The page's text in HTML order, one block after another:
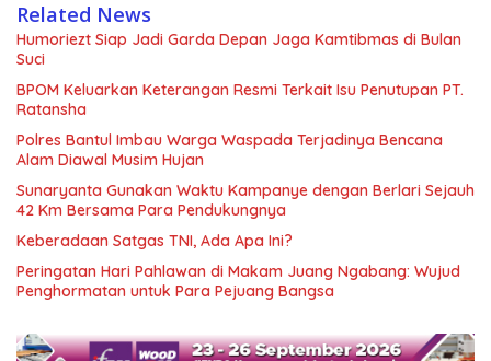
Related News
Humoriezt Siap Jadi Garda Depan Jaga Kamtibmas di Bulan
Suci
BPOM Keluarkan Keterangan Resmi Terkait Isu Penutupan PT.
Ratansha
Polres Bantul Imbau Warga Waspada Terjadinya Bencana
Alam Diawal Musim Hujan
Sunaryanta Gunakan Waktu Kampanye dengan Berlari Sejauh
42 Km Bersama Para Pendukungnya
Keberadaan Satgas TNI, Ada Apa Ini?
Peringatan Hari Pahlawan di Makam Juang Ngabang: Wujud
Penghormatan untuk Para Pejuang Bangsa